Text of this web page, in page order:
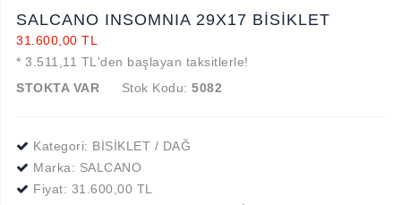
SALCANO INSOMNIA 29X17 BİSİKLET
31.600,00 TL
* 3.511,11 TL'den başlayan taksitlerle!
STOKTA VAR
Stok Kodu: 5082
Kategori: BİSİKLET / DAĞ
Marka: SALCANO
Fiyat: 31.600,00 TL